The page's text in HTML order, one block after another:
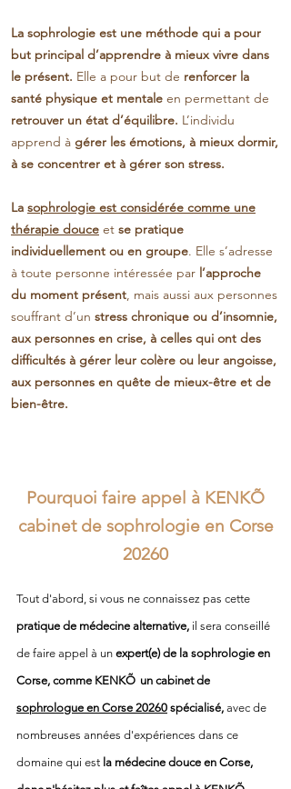
La sophrologie est une méthode qui a pour
but principal d’apprendre à mieux vivre dans
le présent. Elle a pour but de renforcer la
santé physique et mentale en permettant de
retrouver un état d’équilibre. L’individu
apprend à gérer les émotions, à mieux dormir,
à se concentrer et à gérer son stress.
La sophrologie est considérée comme une
thérapie douce et se pratique
individuellement ou en groupe. Elle s’adresse
à toute personne intéressée par l’approche
du moment présent, mais aussi aux personnes
souffrant d’un stress chronique ou d’insomnie,
aux personnes en crise, à celles qui ont des
difficultés à gérer leur colère ou leur angoisse,
aux personnes en quête de mieux-être et de
bien-être.
Pourquoi faire appel à KENKÕ
cabinet de sophrologie en Corse
20260
Tout d'abord, si vous ne connaissez pas cette
pratique de médecine alternative, il sera conseillé
de faire appel à un expert(e) de la sophrologie en
Corse, comme KENKÕ un cabinet de
sophrologue en Corse 20260 spécialisé, avec de
nombreuses années d'expériences dans ce
domaine qui est la médecine douce en Corse,